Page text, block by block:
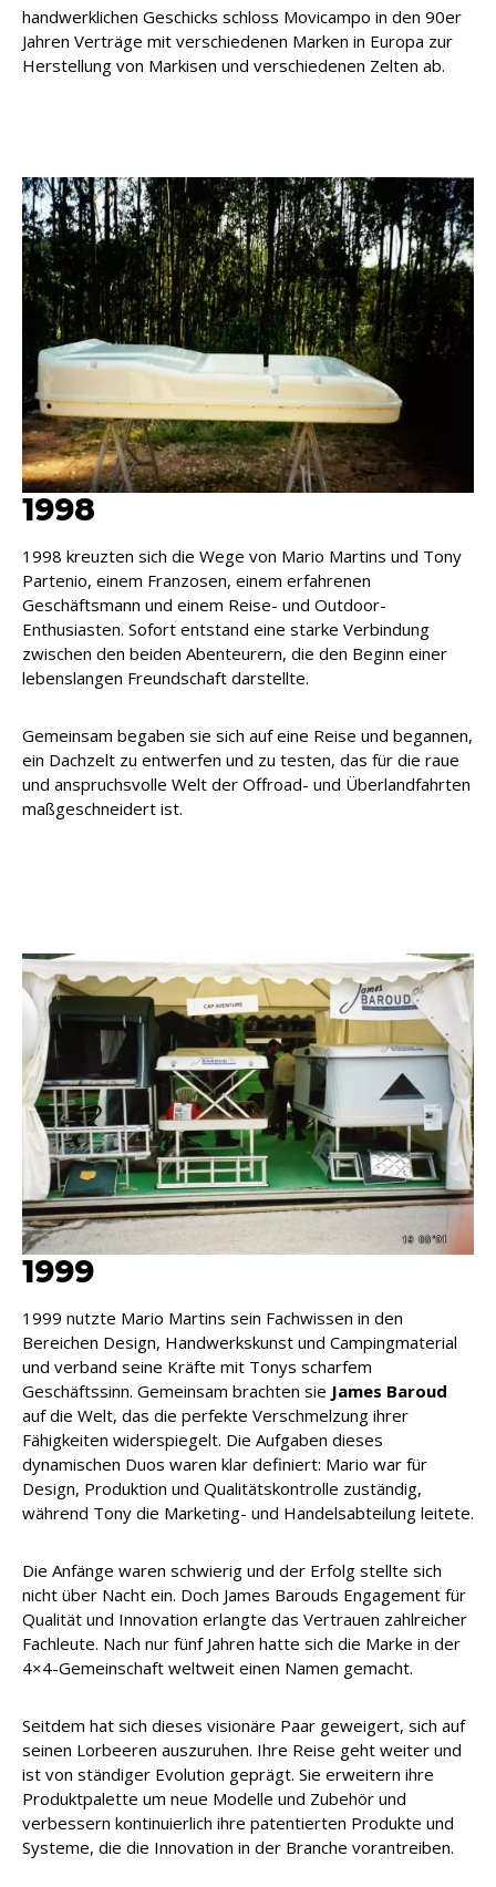
handwerklichen Geschicks schloss Movicampo in den 90er
Jahren Verträge mit verschiedenen Marken in Europa zur
Herstellung von Markisen und verschiedenen Zelten ab.
1998
1998 kreuzten sich die Wege von Mario Martins und Tony
Partenio, einem Franzosen, einem erfahrenen
Geschäftsmann und einem Reise- und Outdoor-
Enthusiasten. Sofort entstand eine starke Verbindung
zwischen den beiden Abenteurern, die den Beginn einer
lebenslangen Freundschaft darstellte.
Gemeinsam begaben sie sich auf eine Reise und begannen,
ein Dachzelt zu entwerfen und zu testen, das für die raue
und anspruchsvolle Welt der Offroad- und Überlandfahrten
maßgeschneidert ist.
1999
1999 nutzte Mario Martins sein Fachwissen in den
Bereichen Design, Handwerkskunst und Campingmaterial
und verband seine Kräfte mit Tonys scharfem
Geschäftssinn. Gemeinsam brachten sie James Baroud
auf die Welt, das die perfekte Verschmelzung ihrer
Fähigkeiten widerspiegelt. Die Aufgaben dieses
dynamischen Duos waren klar definiert: Mario war für
Design, Produktion und Qualitätskontrolle zuständig,
während Tony die Marketing- und Handelsabteilung leitete.
Die Anfänge waren schwierig und der Erfolg stellte sich
nicht über Nacht ein. Doch James Barouds Engagement für
Qualität und Innovation erlangte das Vertrauen zahlreicher
Fachleute. Nach nur fünf Jahren hatte sich die Marke in der
4×4-Gemeinschaft weltweit einen Namen gemacht.
Seitdem hat sich dieses visionäre Paar geweigert, sich auf
seinen Lorbeeren auszuruhen. Ihre Reise geht weiter und
ist von ständiger Evolution geprägt. Sie erweitern ihre
Produktpalette um neue Modelle und Zubehör und
verbessern kontinuierlich ihre patentierten Produkte und
Systeme, die die Innovation in der Branche vorantreiben.